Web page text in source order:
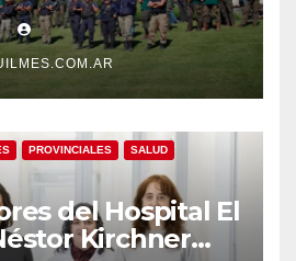
que el
todos los
PROVINCIALES SALUD
del Hospital El
Kirchner